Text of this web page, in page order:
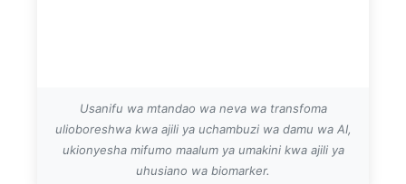
Usanifu wa mtandao wa neva wa transfoma
ulioboreshwa kwa ajili ya uchambuzi wa damu wa AI,
ukionyesha mifumo maalum ya umakini kwa ajili ya
uhusiano wa biomarker.
한국어
Slovenščina